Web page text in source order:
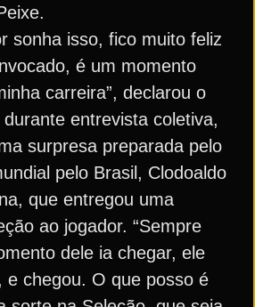
sonha isso, fico muito feliz
é um momento
carreira”, declarou o
entrevista coletiva,
surpresa preparada pelo
pelo Brasil, Clodoaldo
que entregou uma
ao jogador. “Sempre
dele ia chegar, ele
e chegou. O que posso é